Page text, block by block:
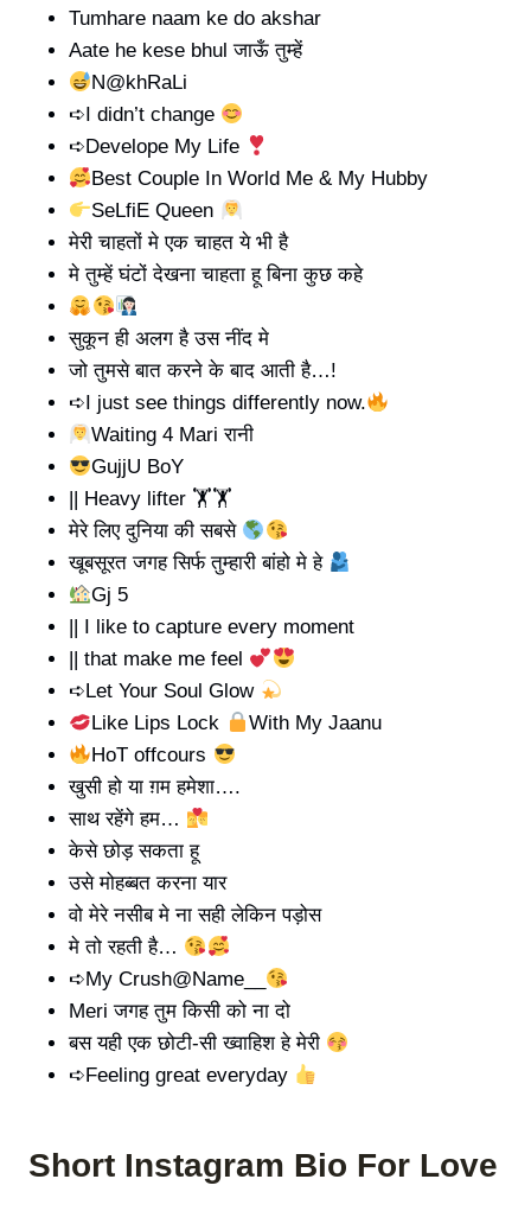
Tumhare naam ke do akshar
Aate he kese bhul जाऊँ तुम्हें
N@khRaLi
➪I didn’t change
➪Develope My Life
Best Couple In World Me & My Hubby
SeLfiE Queen
मेरी चाहतों मे एक चाहत ये भी है
मे तुम्हें घंटों देखना चाहता हू बिना कुछ कहे
सुकून ही अलग है उस नींद मे
जो तुमसे बात करने के बाद आती है…!
➪I just see things differently now.
Waiting 4 Mari रानी
GujjU BoY
|| Heavy lifter 🏋️🏋️
मेरे लिए दुनिया की सबसे
खूबसूरत जगह सिर्फ तुम्हारी बांहो मे हे
Gj 5
|| I like to capture every moment
|| that make me feel
➪Let Your Soul Glow
Like Lips Lock
With My Jaanu
HoT offcours
खुसी हो या ग़म हमेशा….
साथ रहेंगे हम…
केसे छोड़ सकता हू
उसे मोहब्बत करना यार
वो मेरे नसीब मे ना सही लेकिन पड़ोस
मे तो रहती है…
➪My Crush@Name__
Meri जगह तुम किसी को ना दो
बस यही एक छोटी-सी ख्वाहिश हे मेरी
➪Feeling great everyday
Short Instagram Bio For Love